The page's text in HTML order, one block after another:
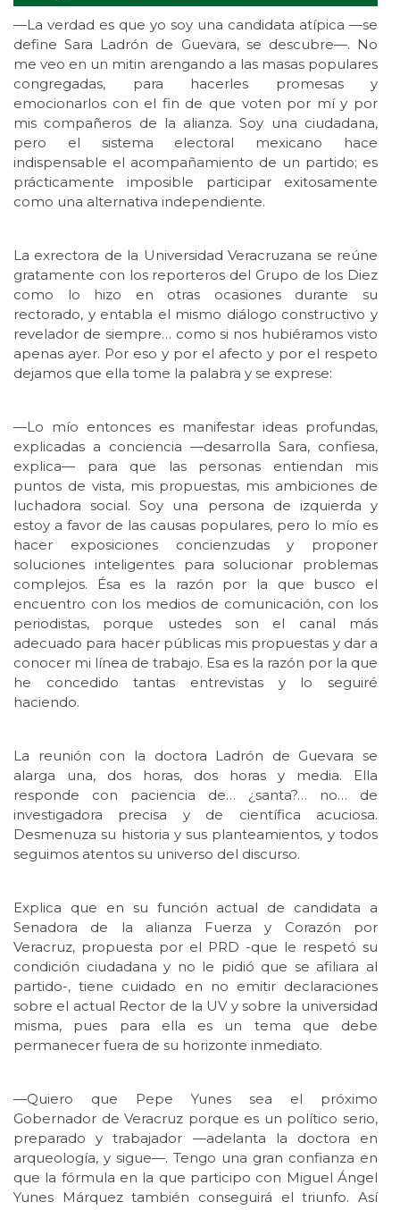
—La verdad es que yo soy una candidata atípica —se
define Sara Ladrón de Guevara, se descubre—. No
me veo en un mitin arengando a las masas populares
congregadas, para hacerles promesas y
emocionarlos con el fin de que voten por mí y por
mis compañeros de la alianza. Soy una ciudadana,
pero el sistema electoral mexicano hace
indispensable el acompañamiento de un partido; es
prácticamente imposible participar exitosamente
como una alternativa independiente.
La exrectora de la Universidad Veracruzana se reúne
gratamente con los reporteros del Grupo de los Diez
como lo hizo en otras ocasiones durante su
rectorado, y entabla el mismo diálogo constructivo y
revelador de siempre… como si nos hubiéramos visto
apenas ayer. Por eso y por el afecto y por el respeto
dejamos que ella tome la palabra y se exprese:
—Lo mío entonces es manifestar ideas profundas,
explicadas a conciencia —desarrolla Sara, confiesa,
explica— para que las personas entiendan mis
puntos de vista, mis propuestas, mis ambiciones de
luchadora social. Soy una persona de izquierda y
estoy a favor de las causas populares, pero lo mío es
hacer exposiciones concienzudas y proponer
soluciones inteligentes para solucionar problemas
complejos. Ésa es la razón por la que busco el
encuentro con los medios de comunicación, con los
periodistas, porque ustedes son el canal más
adecuado para hacer públicas mis propuestas y dar a
conocer mi línea de trabajo. Esa es la razón por la que
he concedido tantas entrevistas y lo seguiré
haciendo.
La reunión con la doctora Ladrón de Guevara se
alarga una, dos horas, dos horas y media. Ella
responde con paciencia de… ¿santa?… no… de
investigadora precisa y de científica acuciosa.
Desmenuza su historia y sus planteamientos, y todos
seguimos atentos su universo del discurso.
Explica que en su función actual de candidata a
Senadora de la alianza Fuerza y Corazón por
Veracruz, propuesta por el PRD -que le respetó su
condición ciudadana y no le pidió que se afiliara al
partido-, tiene cuidado en no emitir declaraciones
sobre el actual Rector de la UV y sobre la universidad
misma, pues para ella es un tema que debe
permanecer fuera de su horizonte inmediato.
—Quiero que Pepe Yunes sea el próximo
Gobernador de Veracruz porque es un político serio,
preparado y trabajador —adelanta la doctora en
arqueología, y sigue—. Tengo una gran confianza en
que la fórmula en la que participo con Miguel Ángel
Yunes Márquez también conseguirá el triunfo. Así